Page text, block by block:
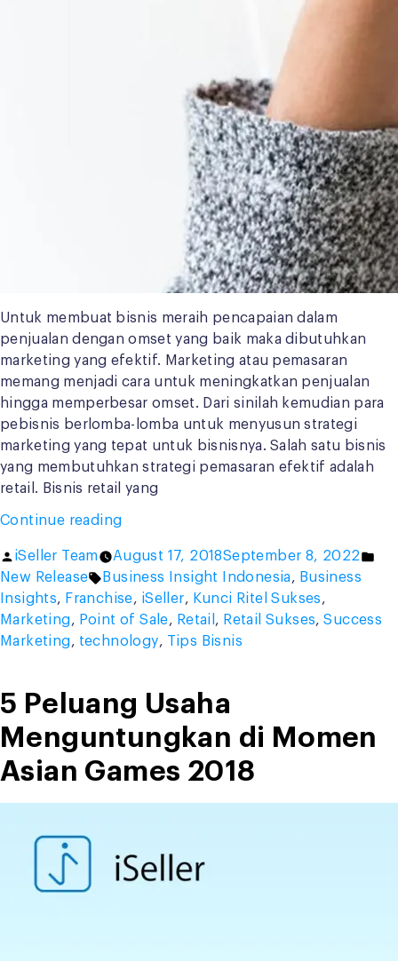
Untuk membuat bisnis meraih pencapaian dalam
penjualan dengan omset yang baik maka dibutuhkan
marketing yang efektif. Marketing atau pemasaran
memang menjadi cara untuk meningkatkan penjualan
hingga memperbesar omset. Dari sinilah kemudian para
pebisnis berlomba-lomba untuk menyusun strategi
marketing yang tepat untuk bisnisnya. Salah satu bisnis
yang membutuhkan strategi pemasaran efektif adalah
retail. Bisnis retail yang
Continue reading“4
Marketing
Masa
Kini
Untuk
Bisnis
Posted
by
iSeller Team August 17, 2018September 8, 2022
New Release Tags:
Business Insight Indonesia, Business
Insights, Franchise, iSeller, Kunci Ritel Sukses,
Marketing, Point of Sale, Retail , Retail Sukses,Success
Marketing, technology, Tips Bisnis
5 Peluang Usaha
Menguntungkan di Momen
Asian Games 2018